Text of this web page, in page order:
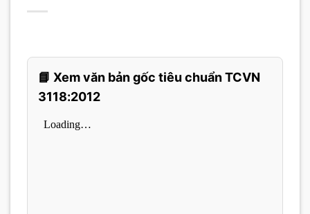
📘 Xem văn bản gốc tiêu chuẩn TCVN
3118:2012